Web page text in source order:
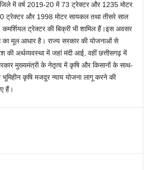
में वर्ष 2019-20 में 73 ट्रेक्टर और 1235 मोटर
ट्रेक्टर और 1998 मोटर सायकल तथा तीसरे साल
ट्रेक्टर की बिक्री भी शामिल हैं।इस अवसर
का मूल आधार है। राज्य सरकार की योजनाओं से
अर्थव्यवस्था में जहां मंदी आई, वहीं छत्तीसगढ़ में
मुख्यमंत्री के नेतृत्व में कृषि और किसानों के साथ-
भूमिहीन कृषि मजदूर न्याय योजना लागू करने की
हैं।